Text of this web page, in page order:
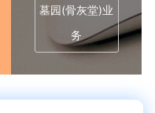
墓园(骨灰堂)业
务